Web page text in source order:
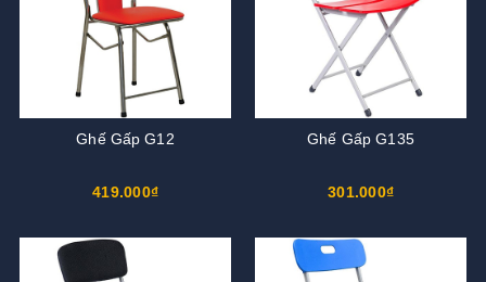
Ghế Gấp G12
419.000₫
Ghế Gấp G135
301.000₫